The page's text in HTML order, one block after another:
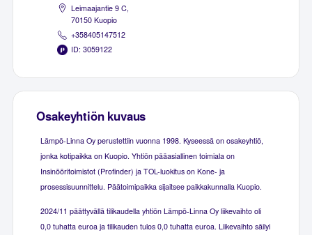
Leimaajantie 9 C,
70150 Kuopio
+358405147512
ID: 3059122
Osakeyhtiön kuvaus
Lämpö-Linna Oy perustettiin vuonna 1998. Kyseessä on osakeyhtiö,
jonka kotipaikka on Kuopio. Yhtiön pääasiallinen toimiala on
Insinööritoimistot (Profinder) ja TOL-luokitus on Kone- ja
prosessisuunnittelu. Päätoimipaikka sijaitsee paikkakunnalla Kuopio.
2024/11 päättyvällä tilikaudella yhtiön Lämpö-Linna Oy liikevaihto oli
0,0 tuhatta euroa ja tilikauden tulos 0,0 tuhatta euroa. Liikevaihto säilyi